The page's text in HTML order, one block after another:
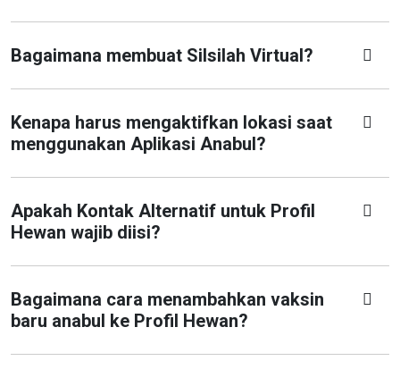
Bagaimana membuat Silsilah Virtual?
Kenapa harus mengaktifkan lokasi saat
menggunakan Aplikasi Anabul?
Apakah Kontak Alternatif untuk Profil
Hewan wajib diisi?
Bagaimana cara menambahkan vaksin
baru anabul ke Profil Hewan?